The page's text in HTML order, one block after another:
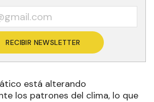
RECIBIR NEWSLETTER
está alterando
los patrones del clima, lo que